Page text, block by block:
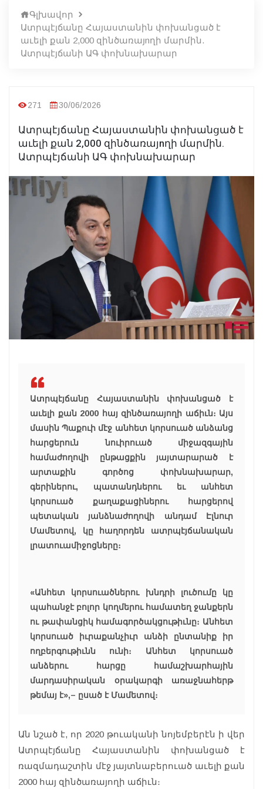
Գլխավոր
Ատրպէյճանը Հայաստանին փոխանցած է
աւելի քան 2,000 զինծառայnղի մարմին.
Ատրպէյճանի ԱԳ փոխնախարար
271 30/06/2026
Ատրպէյճանը Հայաստանին փոխանցած է
աւելի քան 2,000 զինծառայnղի մարմին.
Ատրպէյճանի ԱԳ փոխնախարար
Ատրպէյճանը Հայաստանին փոխանցած է
աւելի քան 2000 հայ զինծառայողի աճիւն։ Այս
մասին Պաքուի մէջ անհետ կորսուած անձանց
հարցերուն նուիրուած միջազգային
համաժողովի ընթացքին յայտարարած է
արտաքին գործոց փոխնախարար,
գերիներու, պատանդներու եւ անհետ
կորսուած քաղաքացիներու հարցերով
պետական յանձնաժողովի անդամ Էլնուր
Մամետով, կը հաղորդեն ատրպէյճանական
լրատուամիջոցները։
«Անհետ կորսուածներու խնդրի լուծումը կը
պահանջէ բոլոր կողմերու համատեղ ջանքերն
ու թափանցիկ համագործակցութիւնը։ Անհետ
կորսուած իւրաքանչիւր անձի ընտանիք իր
ողբերգութիւնն ունի։ Անհետ կորսուած
անձերու հարցը համաշխարհային
մարդասիրական օրակարգի առաջնահերթ
թեմայ է»,– ըսած է Մամետով։
Ան նշած է, որ 2020 թուականի նոյեմբերէն ի վեր
Ատրպէյճանը Հայաստանին փոխանցած է
ռազմադաշտին մէջ յայտնաբերուած աւելի քան
2000 հայ զինծառայողի աճիւն։